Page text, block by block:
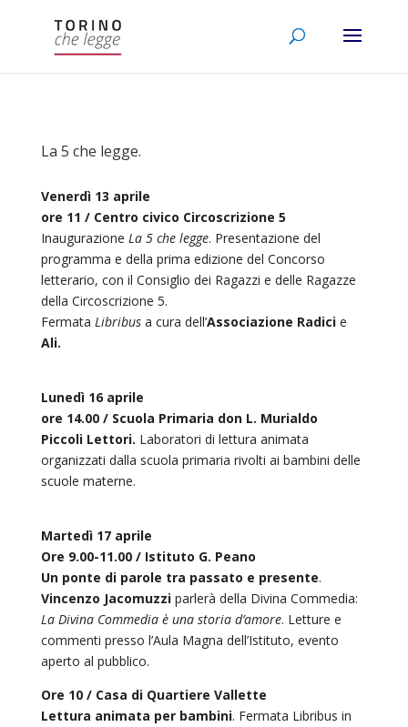
La 5 che legge.
Venerdì 13 aprile
ore 11 / Centro civico Circoscrizione 5
Inaugurazione La 5 che legge. Presentazione del
programma e della prima edizione del Concorso
letterario, con il Consiglio dei Ragazzi e delle Ragazze
della Circoscrizione 5.
Fermata Libribusa cura dell’Associazione Radici e
Ali.
Lunedì 16 aprile
ore 14.00 / Scuola Primaria don L. Murialdo
Piccoli Lettori. Laboratori di lettura animata
organizzati dalla scuola primaria rivolti ai bambini delle
scuole materne.
Martedì 17 aprile
Ore 9.00-11.00 / Istituto G. Peano
Un ponte di parole tra passato e presente.
Vincenzo Jacomuzziparlerà della Divina Commedia:
La Divina Commedia è una storia d’amore. Letture e
commenti presso l’Aula Magna dell’Istituto, evento
aperto al pubblico.
Ore 10 / Casa di Quartiere Vallette
Lettura animata per bambini. Fermata Libribus in